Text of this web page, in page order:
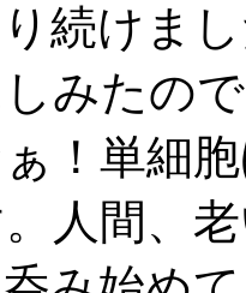
続けま
みたの
！単細
人間、